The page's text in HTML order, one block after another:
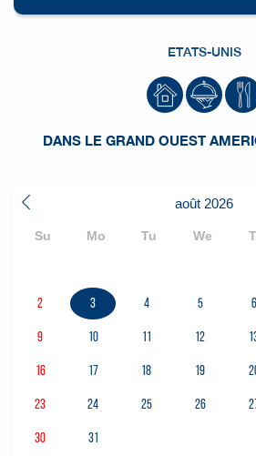
ETATS-UNIS
DANS LE GRAND OUEST
août 2026
Su Mo Tu We
2 3 4 5 6
9 10 11 12
16 17 18 19
23 24 25 26
30 31